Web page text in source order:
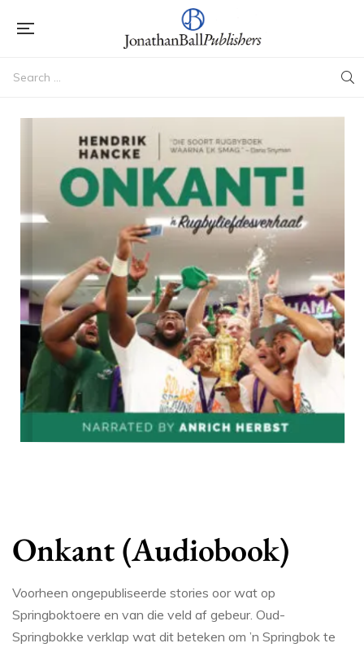
Onkant (Audiobook)
Voorheen ongepubliseerde stories oor wat op
Springboktoere en van die veld af gebeur. Oud-
Springbokke verklap wat dit beteken om ’n Springbok te